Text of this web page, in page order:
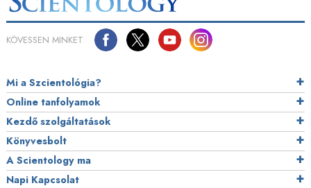
KÖVESSEN MINKET
Mi a Szcientológia?
Online tanfolyamok
Kezdő szolgáltatások
Könyvesbolt
A Scientology ma
Napi Kapcsolat